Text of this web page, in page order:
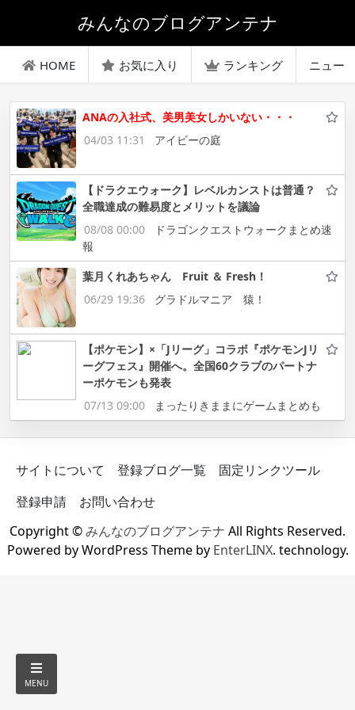
みんなのブログアンテナ
HOME お気に入り ランキング ニュー
ANAの入社式、美男美女しかいない・・・
04/03 11:31
アイビーの庭
【ドラクエウォーク】レベルカンストは普通？
全職達成の難易度とメリットを議論
08/08 00:00
ドラゴンクエストウォークまとめ速
報
葉月くれあちゃん Fruit ＆ Fresh！
06/29 19:36
グラドルマニア 猿！
【ポケモン】×「Jリーグ」コラボ『ポケモンJリ
ーグフェス』開催へ。全国60クラブのパートナ
ーポケモンも発表
07/13 09:00
まったりきままにゲームまとめも
サイトについて 登録ブログ一覧
固定リンクツール
登録申請
お問い合わせ
Copyright ©みんなのブログアンテナ All Rights Reserved.
Powered by WordPress Theme by EnterLINX. technology.
MENU